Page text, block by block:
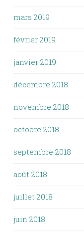
mars 2019
février 2019
janvier 2019
décembre 2018
novembre 2018
octobre 2018
septembre 2018
août 2018
juillet 2018
juin 2018